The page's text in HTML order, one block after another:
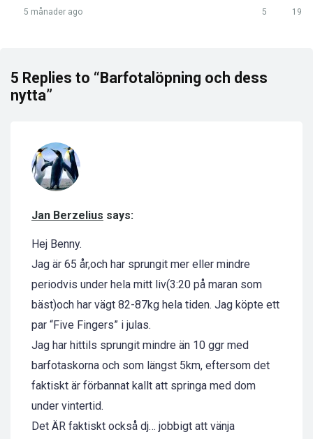
5 månader ago 5 19
5 Replies to “Barfotalöpning och dess
nytta”
Jan Berzelius says:
Hej Benny.
Jag är 65 år,och har sprungit mer eller mindre
periodvis under hela mitt liv(3:20 på maran som
bäst)och har vägt 82-87kg hela tiden. Jag köpte ett
par “Five Fingers” i julas.
Jag har hittils sprungit mindre än 10 ggr med
barfotaskorna och som längst 5km, eftersom det
faktiskt är förbannat kallt att springa med dom
under vintertid.
Det ÄR faktiskt också dj… jobbigt att vänja